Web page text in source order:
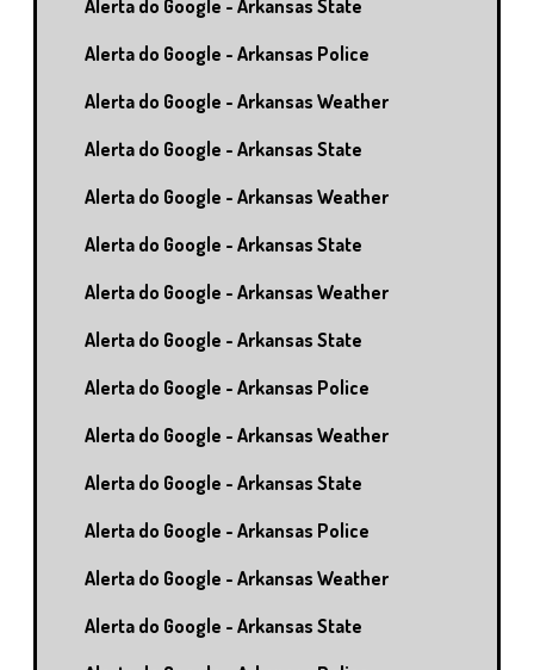
Alerta do Google - Arkansas State
Alerta do Google - Arkansas Police
Alerta do Google - Arkansas Weather
Alerta do Google - Arkansas State
Alerta do Google - Arkansas Weather
Alerta do Google - Arkansas State
Alerta do Google - Arkansas Weather
Alerta do Google - Arkansas State
Alerta do Google - Arkansas Police
Alerta do Google - Arkansas Weather
Alerta do Google - Arkansas State
Alerta do Google - Arkansas Police
Alerta do Google - Arkansas Weather
Alerta do Google - Arkansas State